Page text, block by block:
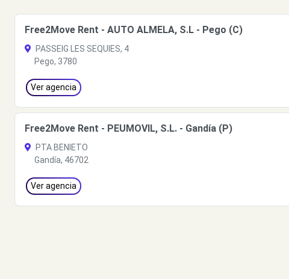
Free2Move Rent - AUTO ALMELA, S.L - Pego (C)
PASSEIG LES SEQUIES, 4
Pego, 3780
Ver agencia
Free2Move Rent - PEUMOVIL, S.L. - Gandía (P)
PTA BENIETO
Gandía, 46702
Ver agencia